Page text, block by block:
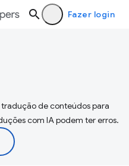
Fazer login
de conteúdos para
com IA podem ter erros.